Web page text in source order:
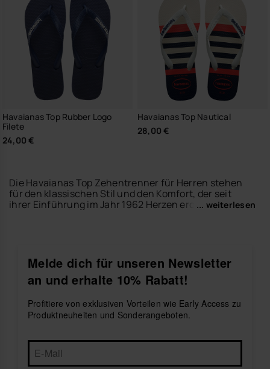
Havaianas Top Rubber Logo
Filete
24,00 €
Havaianas Top Nautical
28,00 €
Die Havaianas Top Zehentrenner für Herren stehen
für den klassischen Stil und den Komfort, der seit
ihrer Einführung im Jahr 1962 Herzen erobert. Ihr
Neben der Top-Kollektion kannst du weitere ikonische
Modelle entdecken, wie dieBrasil Logo Zehentrenner
Flip-Flops von Havaianas, Slidesoder – wenn du magst
Espadrilles für Herren erkunden. Finde deinen
... weiterlesen
Melde dich für unseren Newsletter
an und erhalte 10% Rabatt!
Profitiere von exklusiven Vorteilen wie Early Access zu
Produktneuheiten und Sonderangeboten.